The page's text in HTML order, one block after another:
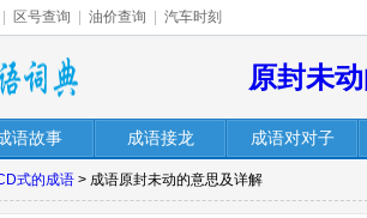
区号查询 油价查询 汽车时刻
原封未
语故事 成语接龙 成语对对子
式的成语 > 成语原封未动的意思及详解